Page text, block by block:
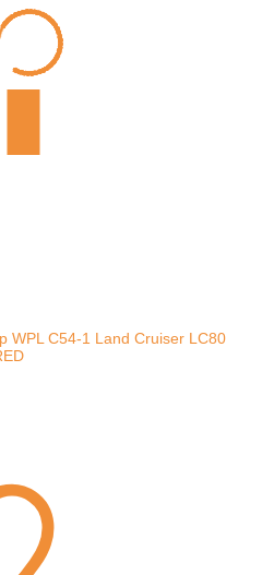
WPL C54-1 Land Cruiser LC80